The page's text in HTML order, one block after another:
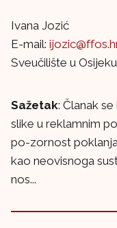
Ivana Jozić
E-mail:
Sveučilište u Osijeku
Sažetak: Članak
slike u reklamnim
po-zornost
kao neovisnoga
nos...